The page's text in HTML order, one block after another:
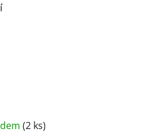
(2 ks)